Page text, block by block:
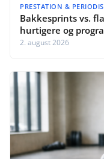
PRESTATION &
Bakkesprints vs.
hurtigere og
2. august 2026